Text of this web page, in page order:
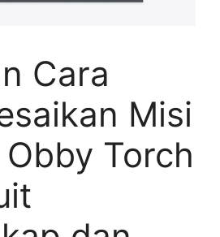
Cara
Misi
Torch